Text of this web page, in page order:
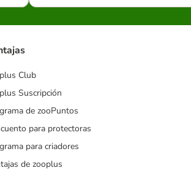
Club
Suscripción
de zooPuntos
para protectoras
para criadores
de zooplus